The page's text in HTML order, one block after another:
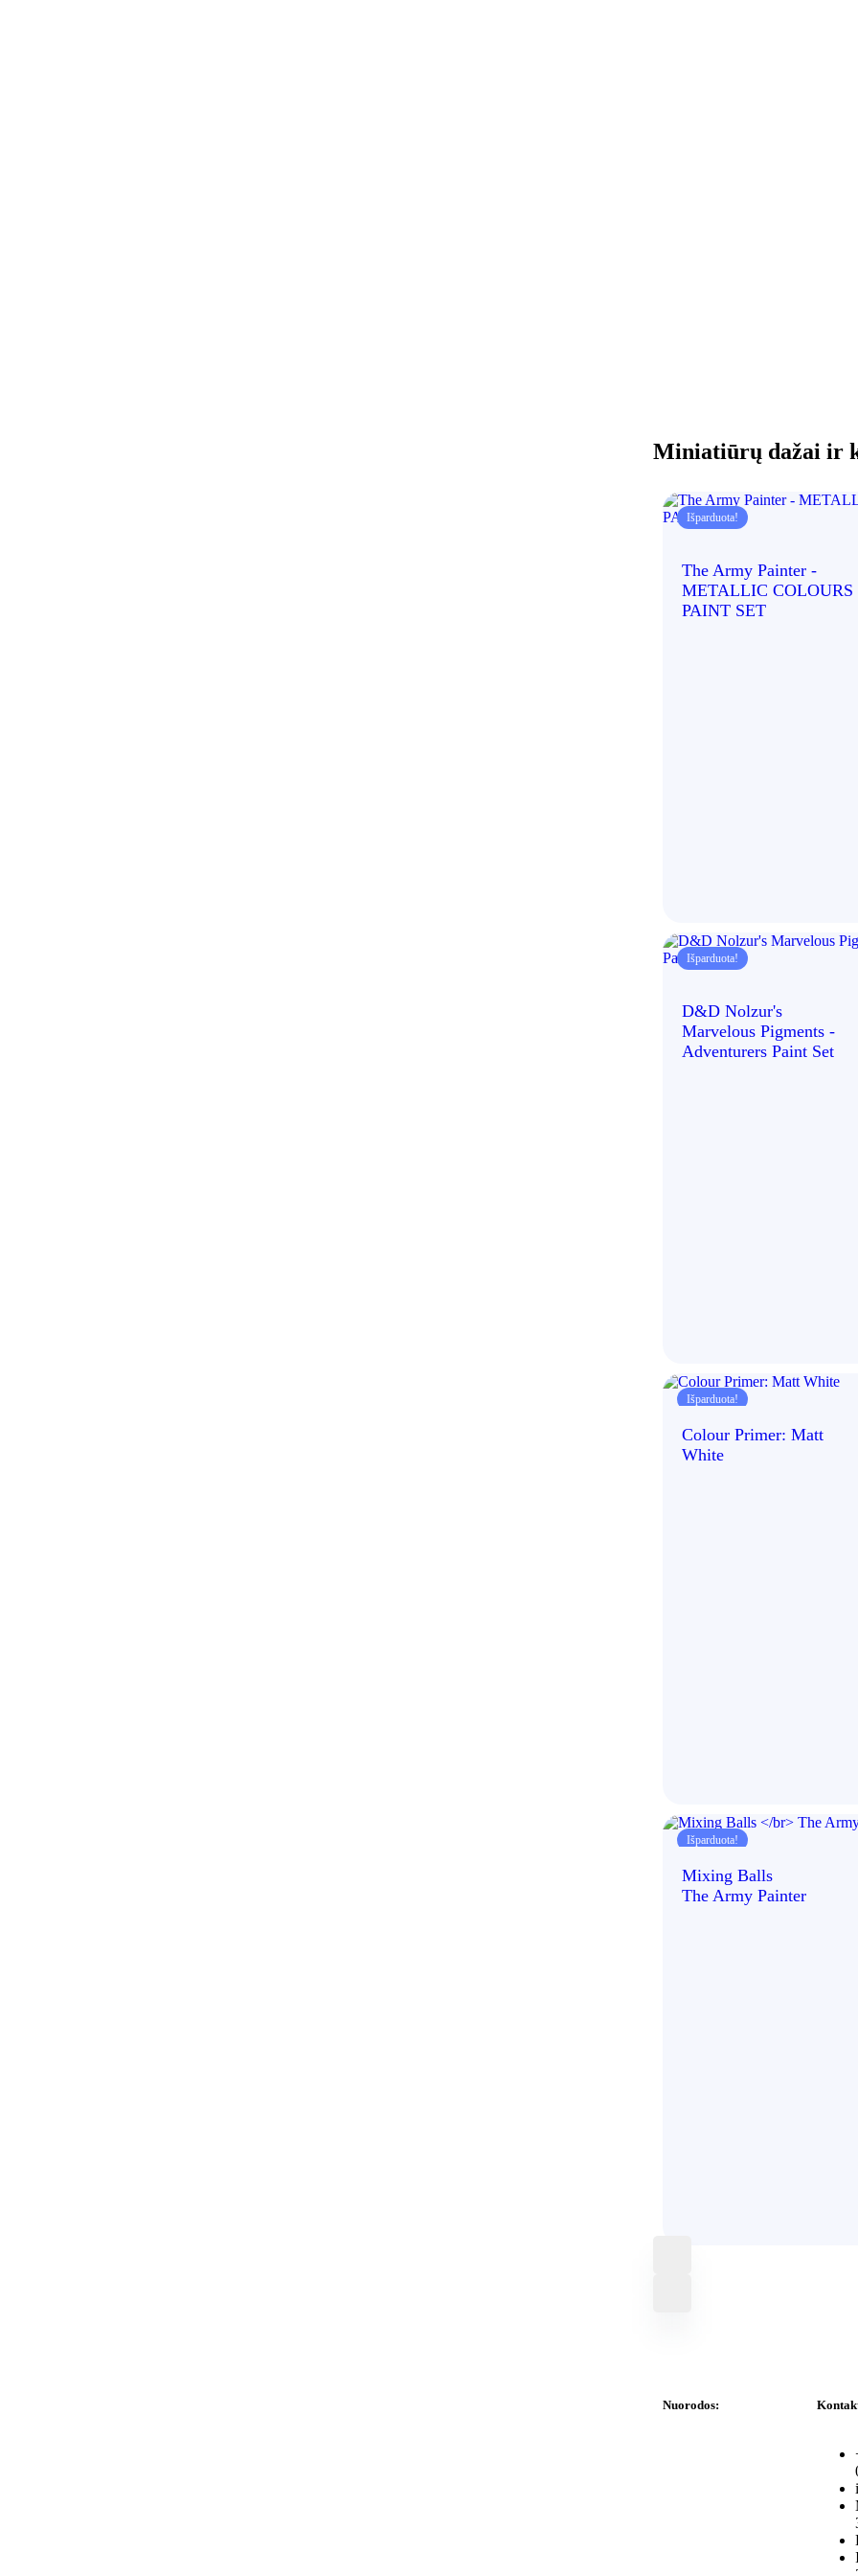
Miniatiūrų dažai ir
Išparduota!
The Army Painter -
METALLIC COLOURS
PAINT SET
Išparduota!
D&D Nolzur's
Marvelous Pigments -
Adventurers Paint Set
Išparduota!
Colour Primer: Matt
White
Išparduota!
Mixing Balls
The Army Painter
Nuorodos: